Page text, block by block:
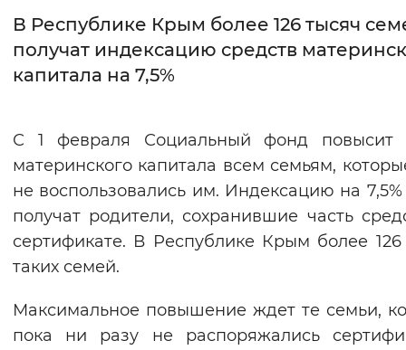
Без засечек С засечками
Интервал между буквами
Цвет сайта
Монохромный Инверсивный
Синий фон
Включены Выключены
В Республике Крым более 126 тысяч
получат индексацию средств
капитала на 7,5%
С 1 февраля Социальный фонд повысит
материнского капитала всем семьям,
не воспользовались им. Индексацию на
получат родители, сохранившие часть
сертификате. В Республике Крым более 126
таких семей.
Максимальное повышение ждет те семьи,
пока ни разу не распоряжались